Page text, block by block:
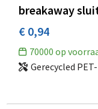
breakaway
€ 0,94
70000 op
Gerecycled PET-